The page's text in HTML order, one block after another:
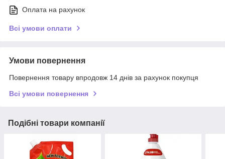
Оплата на рахунок
Всі умови оплати
Умови повернення
Повернення товару впродовж 14 днів за рахунок покупця
Всі умови повернення
Подібні товари компанії